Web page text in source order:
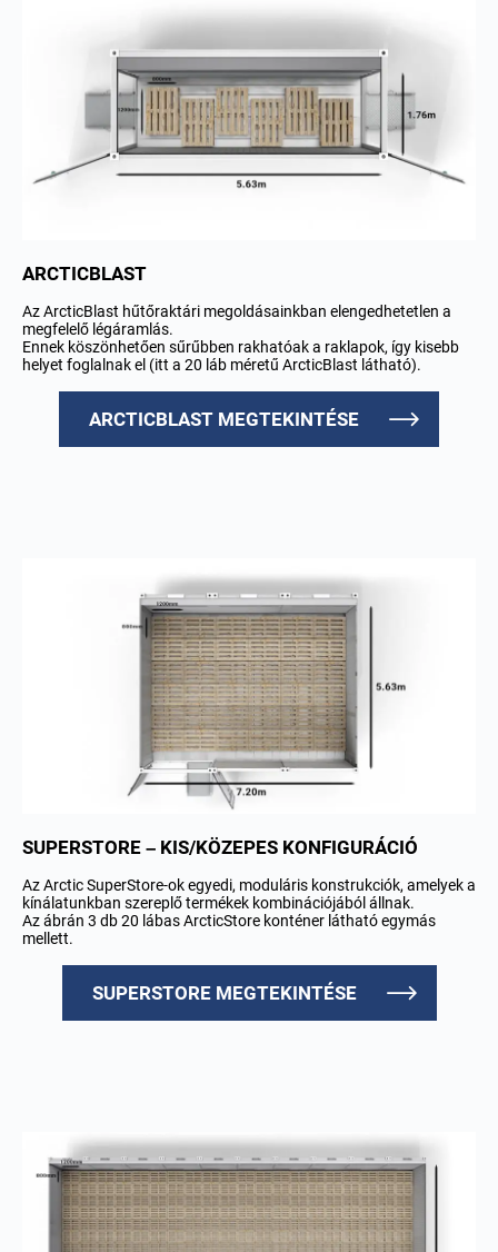
ARCTICBLAST
Az ArcticBlast hűtőraktári megoldásainkban elengedhetetlen a
megfelelő légáramlás.
Ennek köszönhetően sűrűbben rakhatóak a raklapok, így kisebb
helyet foglalnak el (itt a 20 láb méretű ArcticBlast látható).
ARCTICBLAST MEGTEKINTÉSE
SUPERSTORE – KIS/KÖZEPES KONFIGURÁCIÓ
Az Arctic SuperStore-ok egyedi, moduláris konstrukciók, amelyek a
kínálatunkban szereplő termékek kombinációjából állnak.
Az ábrán 3 db 20 lábas ArcticStore konténer látható egymás
mellett.
SUPERSTORE MEGTEKINTÉSE